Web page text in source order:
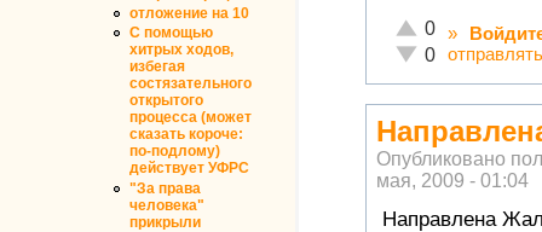
отложение на 10
С помощью
хитрых ходов,
избегая
состязательного
открытого
процесса (может
сказать короче:
по-подлому)
действует УФРС
"За права
человека"
прикрыли
Отлично!
0
Неадекватно!
0
»
Опубликовано
мая, 2009 - 01:04
Направлена